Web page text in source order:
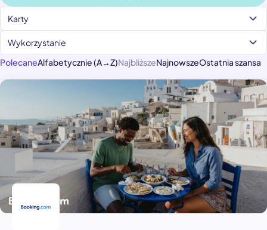
Karty
Wykorzystanie
PolecaneAlfabetycznie (A→Z)NajbliższeNajnowszeOstatnia szansa